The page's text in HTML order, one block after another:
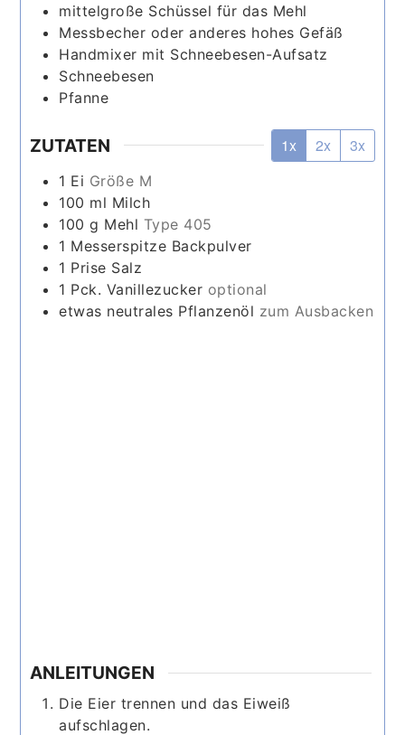
mittelgroße Schüssel für das Mehl
Messbecher oder anderes hohes Gefäß
Handmixer mit Schneebesen-Aufsatz
Schneebesen
Pfanne
ZUTATEN 1x 2x 3x
1 Ei Größe M
100 ml Milch
100 g Mehl Type 405
1 Messerspitze Backpulver
1 Prise Salz
1 Pck. Vanillezucker optional
etwas neutrales Pflanzenöl zum Ausbacken
ANLEITUNGEN
Die Eier trennen und das Eiweiß
aufschlagen.